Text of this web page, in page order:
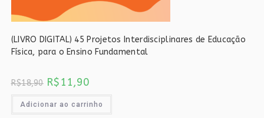
(LIVRO DIGITAL) 45 Projetos Interdisciplinares de Educação
Física, para o Ensino Fundamental
R$18,90 O
preço
era:
R$11,90
é:
Adicionar ao carrinho